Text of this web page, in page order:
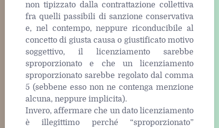
non tipizzato dalla contrattazione collettiva
fra quelli passibili di sanzione conservativa
e, nel contempo, neppure riconducibile al
concetto di giusta causa o giustificato motivo
soggettivo, il licenziamento sarebbe
sproporzionato e che un licenziamento
sproporzionato sarebbe regolato dal comma
5 (sebbene esso non ne contenga menzione
alcuna, neppure implicita).
Invero, affermare che un dato licenziamento
è illegittimo perché “sproporzionato”